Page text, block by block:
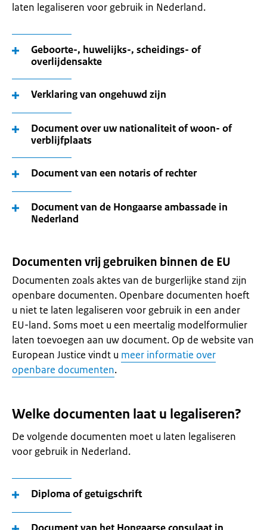
laten legaliseren voor gebruik in Nederland.
Geboorte-, huwelijks-, scheidings- of
overlijdensakte
Verklaring van ongehuwd zijn
Document over uw nationaliteit of woon- of
verblijfplaats
Document van een notaris of rechter
Document van de Hongaarse ambassade in
Nederland
Documenten vrij gebruiken binnen de EU
Documenten zoals aktes van de burgerlijke stand zijn
openbare documenten. Openbare documenten hoeft
u niet te laten legaliseren voor gebruik in een ander
EU-land. Soms moet u een meertalig modelformulier
laten toevoegen aan uw document. Op de website van
European Justice vindt u meer informatie over
openbare documenten.
Welke documenten laat u legaliseren?
De volgende documenten moet u laten legaliseren
voor gebruik in Nederland.
Diploma of getuigschrift